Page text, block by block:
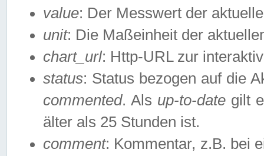
value: Der Messwert der
unit: Die Maßeinheit der
chart_url: Http-URL zur
status: Status bezogen auf die
commented. Als up-to-date gilt
älter als 25 Stunden ist.
comment: Kommentar, z.B. bei